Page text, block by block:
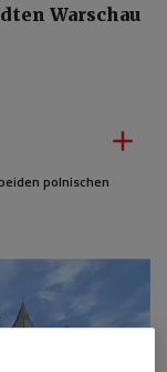
Warschau

polnischen